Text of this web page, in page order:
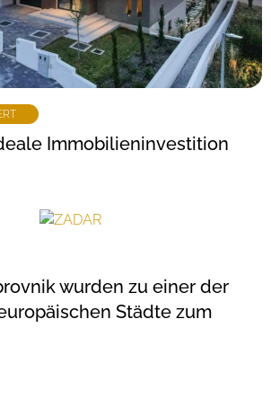
Immobilieninvestition
wurden zu einer der
Städte zum